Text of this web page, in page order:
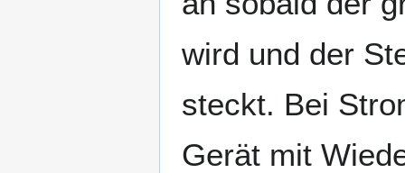
wird und der
steckt. Bei
Gerät mit